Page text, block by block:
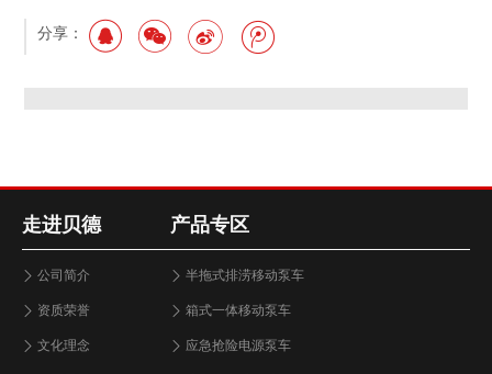
分享：
走进贝德
公司简介
资质荣誉
文化理念
产品专区
半拖式排涝移动泵车
箱式一体移动泵车
应急抢险电源泵车